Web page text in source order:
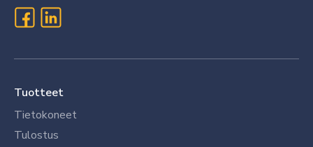
Tuotteet
Tietokoneet
Tulostus